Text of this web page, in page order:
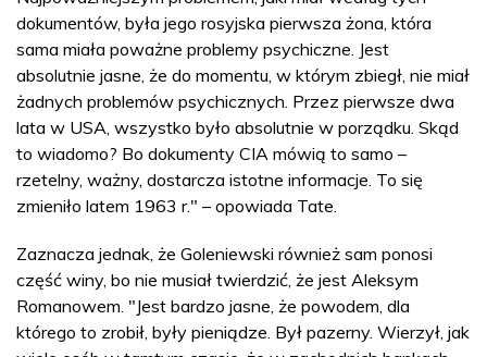
dokumentów, była jego rosyjska pierwsza żona, która
sama miała poważne problemy psychiczne. Jest
absolutnie jasne, że do momentu, w którym zbiegł, nie miał
żadnych problemów psychicznych. Przez pierwsze dwa
lata w USA, wszystko było absolutnie w porządku. Skąd
to wiadomo? Bo dokumenty CIA mówią to samo –
rzetelny, ważny, dostarcza istotne informacje. To się
zmieniło latem 1963 r." – opowiada Tate.
Zaznacza jednak, że Goleniewski również sam ponosi
część winy, bo nie musiał twierdzić, że jest Aleksym
Romanowem. "Jest bardzo jasne, że powodem, dla
którego to zrobił, były pieniądze. Był pazerny. Wierzył, jak